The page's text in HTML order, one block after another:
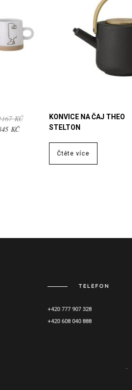
KČPŮVODNÍ
KČAKTUÁLNÍ
KONVICE NA ČAJ THEO
STELTON
Čtěte více
TELEFON
+420 777 907 328
+420 608 040 888